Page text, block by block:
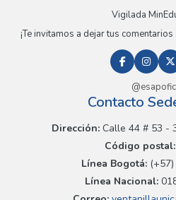
Vigilada
¡Te invitamos a dejar tus
Contacto
Dirección:Calle 44 # 53 -
Código postal:
Línea Bogotá:(+57)
Línea Nacional: